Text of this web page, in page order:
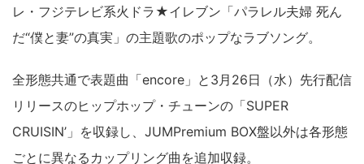
レ・フジテレビ系火ドラ★イレブン「パラレル夫婦 死ん
だ“僕と妻”の真実」の主題歌のポップなラブソング。
全形態共通で表題曲「encore」と3月26日（水）先行配信
リリースのヒップホップ・チューンの「SUPER
CRUISIN’」を収録し、JUMPremium BOX盤以外は各形態
ごとに異なるカップリング曲を追加収録。